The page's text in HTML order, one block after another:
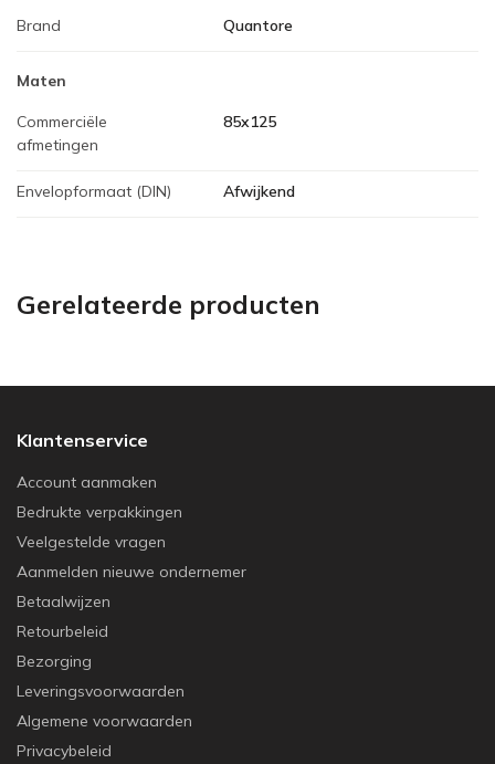
Brand Quantore
Maten
Commerciële
afmetingen
85x125
Envelopformaat (DIN) Afwijkend
Gerelateerde producten
Klantenservice
Account aanmaken
Bedrukte verpakkingen
Veelgestelde vragen
Aanmelden nieuwe ondernemer
Betaalwijzen
Retourbeleid
Bezorging
Leveringsvoorwaarden
Algemene voorwaarden
Privacybeleid